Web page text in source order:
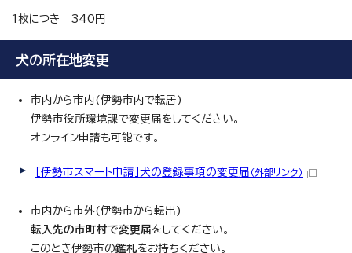
1枚につき 340円
犬の所在地変更
市内から市内(伊勢市内で転居)
伊勢市役所環境課で変更届をしてください。
オンライン申請も可能です。
［伊勢市スマート申請］犬の登録事項の変更届 （外部リンク）
市内から市外(伊勢市から転出)
転入先の市町村で変更届をしてください。
このとき伊勢市の鑑札をお持ちください。